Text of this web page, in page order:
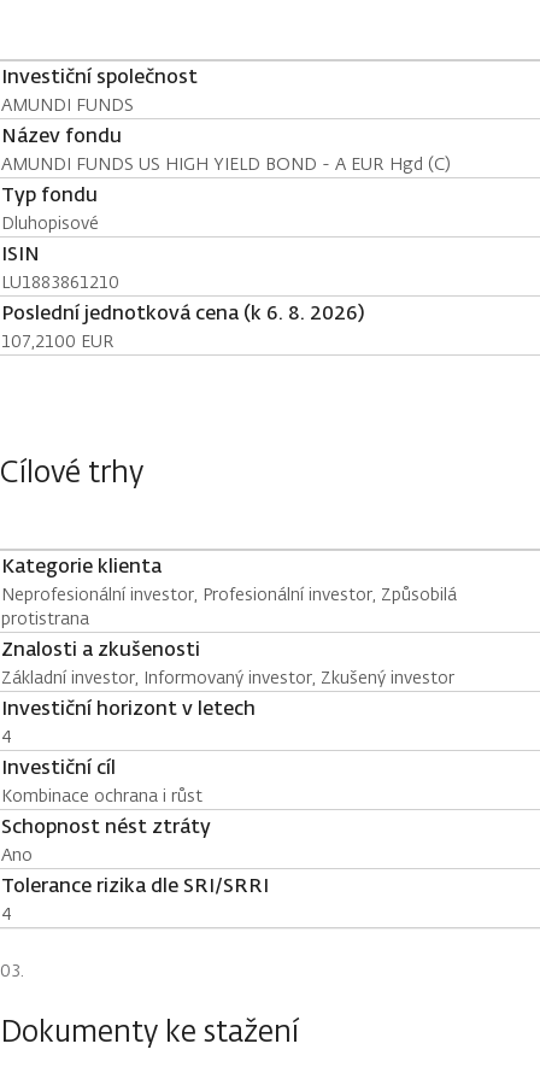
Investiční společnost
AMUNDI FUNDS
Název fondu
AMUNDI FUNDS US HIGH YIELD BOND - A EUR Hgd (C)
Typ fondu
Dluhopisové
ISIN
LU1883861210
Poslední jednotková cena (k 6. 8. 2026)
107,2100 EUR
Cílové trhy
Kategorie klienta
Neprofesionální investor, Profesionální investor, Způsobilá
protistrana
Znalosti a zkušenosti
Základní investor, Informovaný investor, Zkušený investor
Investiční horizont v letech
4
Investiční cíl
Kombinace ochrana i růst
Schopnost nést ztráty
Ano
Tolerance rizika dle SRI/SRRI
4
Dokumenty ke stažení